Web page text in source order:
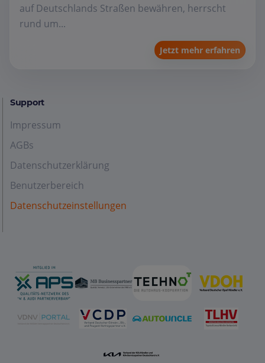
auf Deutschlands Straßen bewähren, herrscht
rund um...
Jetzt mehr erfahren
Support
Impressum
AGBs
Datenschutzerklärung
Benutzerbereich
Datenschutzeinstellungen